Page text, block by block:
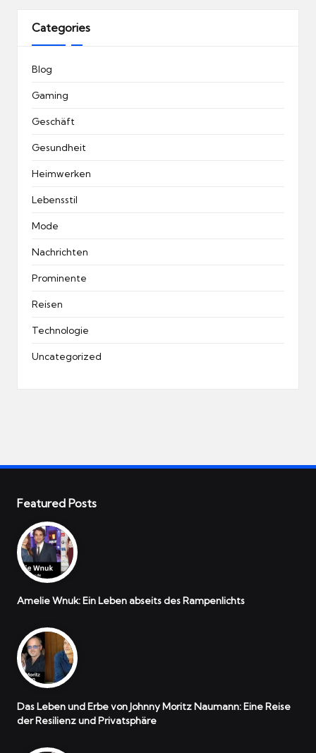
Categories
Blog
Gaming
Geschäft
Gesundheit
Heimwerken
Lebensstil
Mode
Nachrichten
Prominente
Reisen
Technologie
Uncategorized
Featured Posts
Amelie Wnuk: Ein Leben abseits des Rampenlichts
Das Leben und Erbe von Johnny Moritz Naumann: Eine Reise
der Resilienz und Privatsphäre